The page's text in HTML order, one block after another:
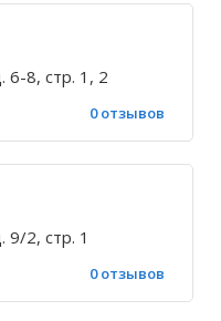
6-8, стр. 1, 2
0 отзывов
9/2, стр. 1
0 отзывов